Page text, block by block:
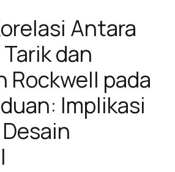
Antara
dan
Rockwell pada
Implikasi